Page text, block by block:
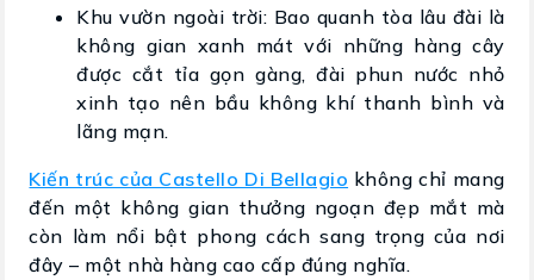
Khu vườn ngoài trời: Bao quanh tòa lâu đài là
không gian xanh mát với những hàng cây
được cắt tỉa gọn gàng, đài phun nước nhỏ
xinh tạo nên bầu không khí thanh bình và
lãng mạn.
Kiến trúc của Castello Di Bellagio không chỉ mang
đến một không gian thưởng ngoạn đẹp mắt mà
còn làm nổi bật phong cách sang trọng của nơi
đây – một nhà hàng cao cấp đúng nghĩa.